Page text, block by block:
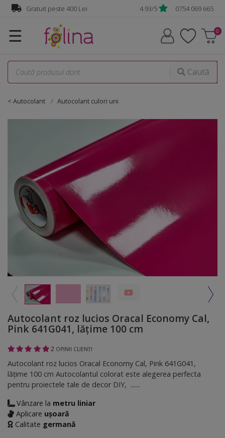
Gratuit peste 400 Lei 4.93/5 0754 069 665
☰
Caută
< Autocolant Autocolant culori uni
Autocolant roz lucios Oracal Economy Cal,
Pink 641G041, lățime 100 cm
2 OPINII CLIENȚI
Autocolant roz lucios Oracal Economy Cal, Pink 641G041,
lățime 100 cm Autocolantul colorat este alegerea perfecta
pentru proiectele tale de decor DIY, ......
Vânzare la metru liniar
Aplicare ușoară
Calitate germană